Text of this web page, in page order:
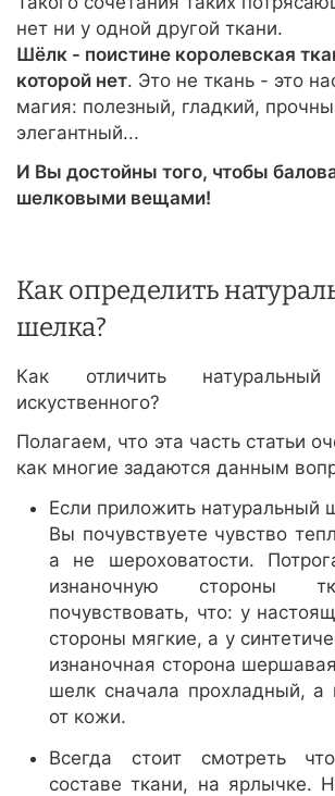
нет ни у одной другой ткани.
Шёлк - поистине королевская
которой нет. Это не ткань - это
магия: полезный, гладкий,
элегантный...
И Вы достойны того, чтобы
шелковыми вещами!
Как определить
шелка?
Как отличить
искуственного?
Полагаем, что эта часть статьи
как многие задаются данным
Если приложить натуральный
Вы почувствуете чувство
а не шероховатости.
изнаночную стороны
почувствовать, что: у
стороны мягкие, а у
изнаночная сторона
шелк сначала прохладный, а
от кожи.
Всегда стоит смотреть
составе ткани, на ярлычке.